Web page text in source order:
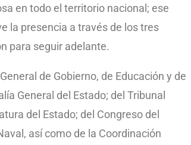
en todo el territorio nacional; ese
la presencia a través de los tres
para seguir adelante.
de Gobierno, de Educación y de
General del Estado; del Tribunal
del Estado; del Congreso del
así como de la Coordinación